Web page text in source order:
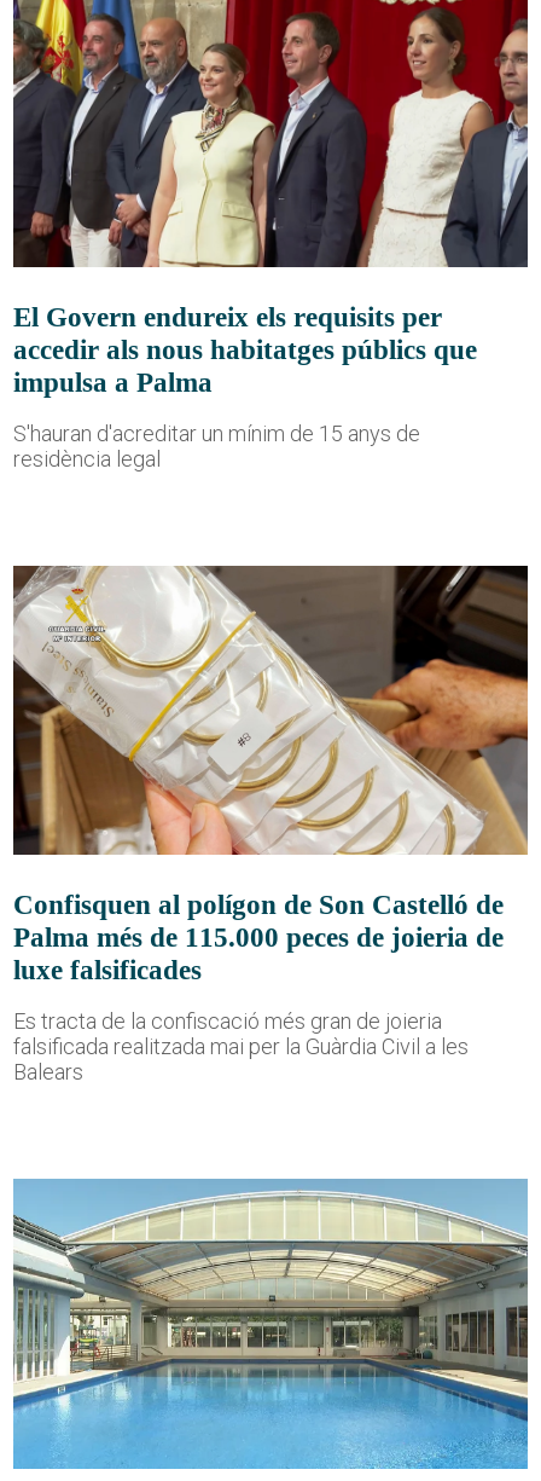
El Govern endureix els requisits per
accedir als nous habitatges públics que
impulsa a Palma
S'hauran d'acreditar un mínim de 15 anys de
residència legal
Confisquen al polígon de Son Castelló de
Palma més de 115.000 peces de joieria de
luxe falsificades
Es tracta de la confiscació més gran de joieria
falsificada realitzada mai per la Guàrdia Civil a les
Balears